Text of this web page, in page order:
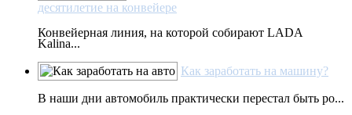
десятилетие на конвейере
Конвейерная линия, на которой собирают LADA
Kalina...
Как заработать на машину?
В наши дни автомобиль практически перестал быть ро...